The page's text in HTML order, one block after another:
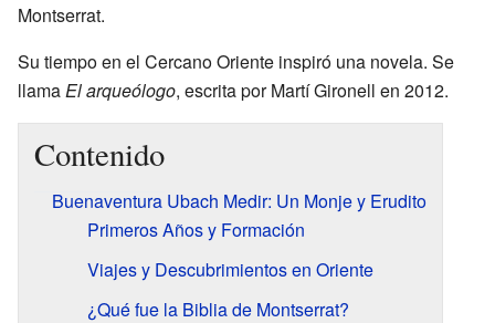
Montserrat.
Su tiempo en el Cercano Oriente inspiró una novela. Se
llamaEl arqueólogo, escrita por Martí Gironell en 2012.
Contenido
Buenaventura Ubach Medir: Un Monje y Erudito
Primeros Años y Formación
Viajes y Descubrimientos en Oriente
¿Qué fue la Biblia de Montserrat?